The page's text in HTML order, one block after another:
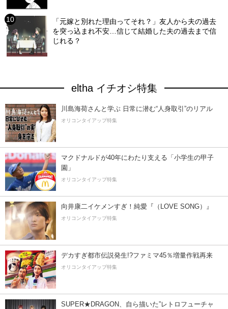
「元嫁と別れた理由ってそれ？」友人から夫の過去
を突っ込まれ不安…信じて結婚した夫の過去まで信
じれる？
eltha イチオシ特集
川島海荷さんと学ぶ 日常に潜む“人身取引”のリアル
オリコンタイアップ特集
マクドナルドが40年にわたり支える「小学生の甲子
園」
オリコンタイアップ特集
向井康二イケメンすぎ！純愛『（LOVE SONG）』
オリコンタイアップ特集
デカすぎ都市伝説発生!?ファミマ45％増量作戦再来
オリコンタイアップ特集
SUPER★DRAGON、自ら描いた”レトロフューチャ